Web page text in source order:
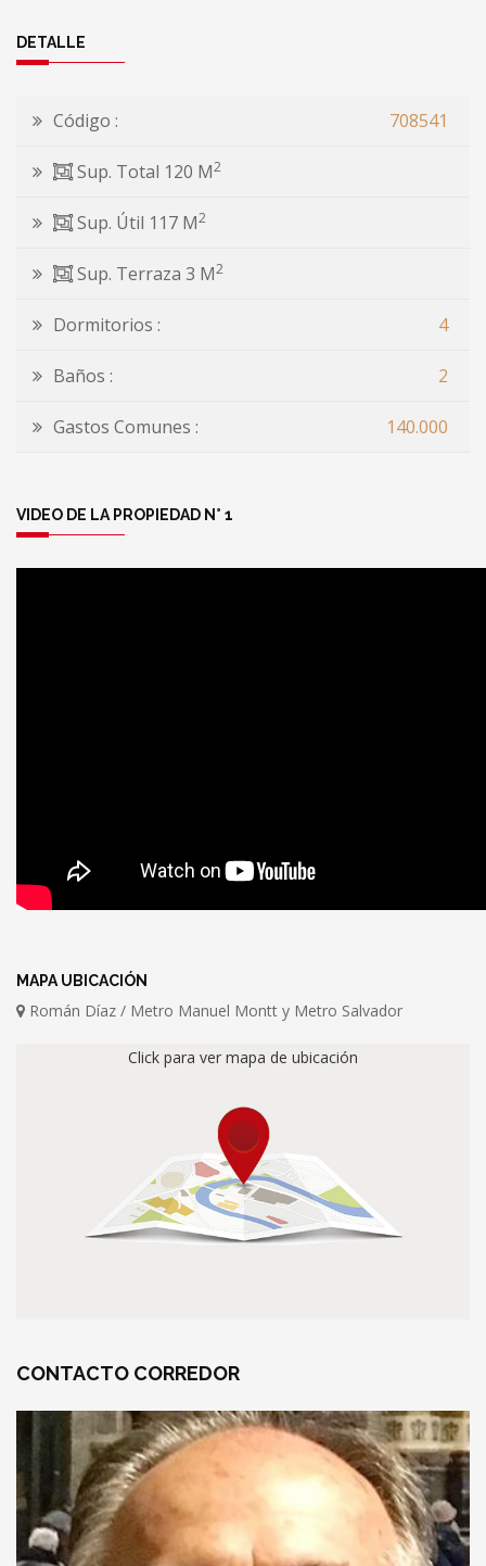
DETALLE
Código : 708541
Sup. Total 120 M2
Sup. Útil 117 M2
Sup. Terraza 3 M2
Dormitorios : 4
Baños : 2
Gastos Comunes : 140.000
VIDEO DE LA PROPIEDAD N° 1
MAPA UBICACIÓN
Román Díaz / Metro Manuel Montt y Metro Salvador
Click para ver mapa de ubicación
CONTACTO CORREDOR